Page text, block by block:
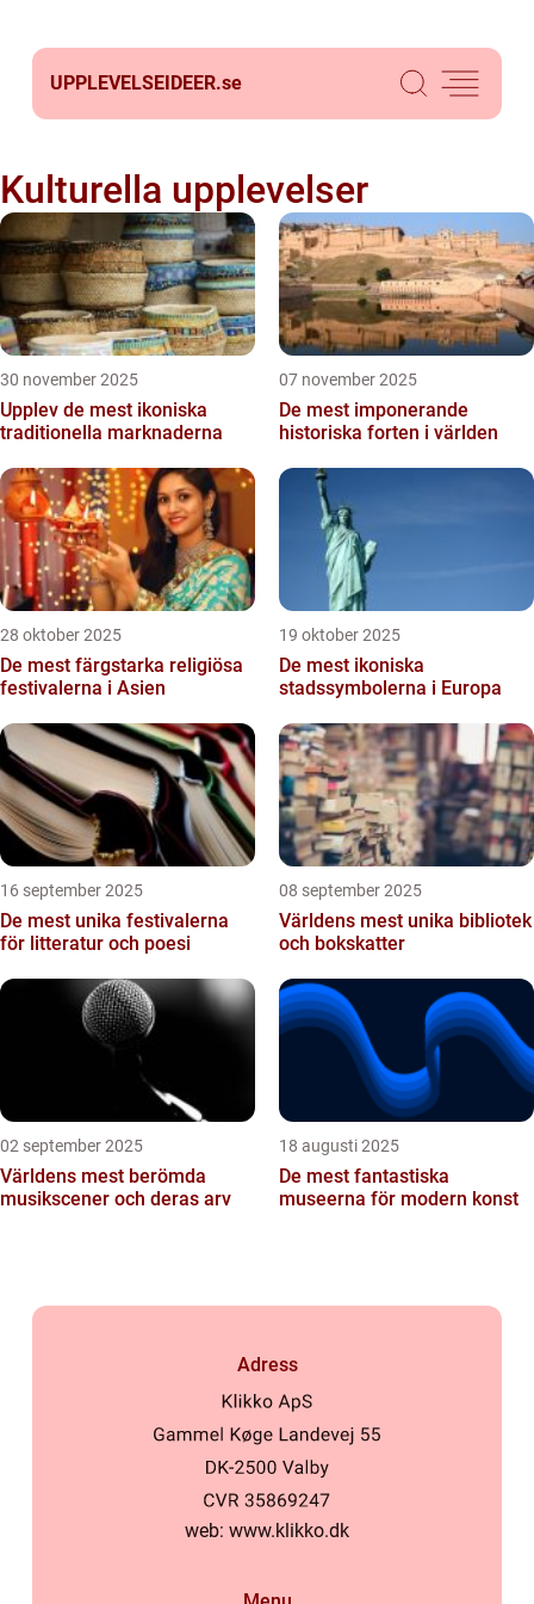
UPPLEVELSEIDEER.se
Kulturella upplevelser
30 november 2025
Upplev de mest ikoniska
traditionella marknaderna
07 november 2025
De mest imponerande
historiska forten i världen
28 oktober 2025
De mest färgstarka religiösa
festivalerna i Asien
19 oktober 2025
De mest ikoniska
stadssymbolerna i Europa
16 september 2025
De mest unika festivalerna
för litteratur och poesi
08 september 2025
Världens mest unika bibliotek
och bokskatter
02 september 2025
Världens mest berömda
musikscener och deras arv
18 augusti 2025
De mest fantastiska
museerna för modern konst
Adress
web: www.klikko.dk